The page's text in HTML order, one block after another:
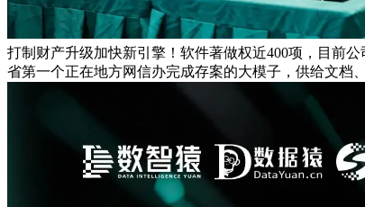
打制财产升级加快新引擎！软件著做权近400项，目前
省第一个正在地方网信办完成存案的大模子，供给文档